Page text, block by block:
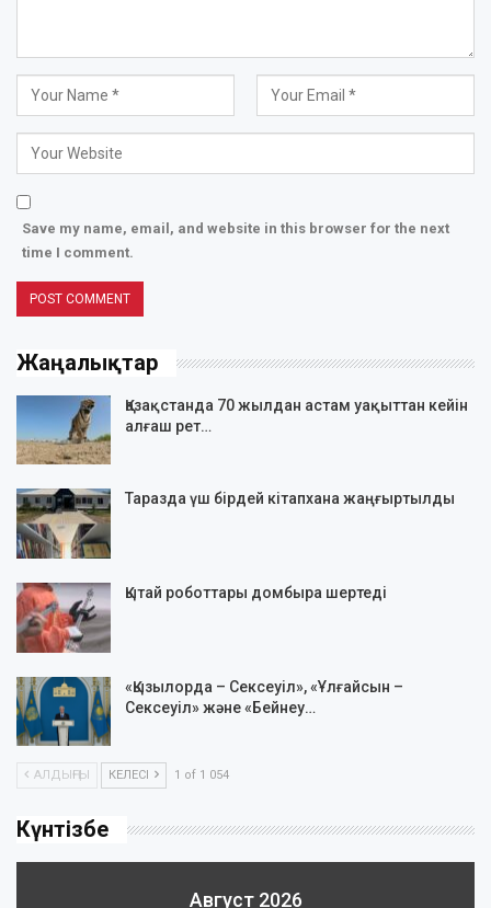
Save my name, email, and website in this browser for the next
time I comment.
Жаңалықтар
Қазақстанда 70 жылдан астам уақыттан кейін
алғаш рет…
Таразда үш бірдей кітапхана жаңғыртылды
Қытай роботтары домбыра шертеді
«Қызылорда – Сексеуіл», «Ұлғайсын –
Сексеуіл» және «Бейнеу…
АЛДЫҢҒЫ КЕЛЕСІ 1 of 1 054
Күнтізбе
Август 2026